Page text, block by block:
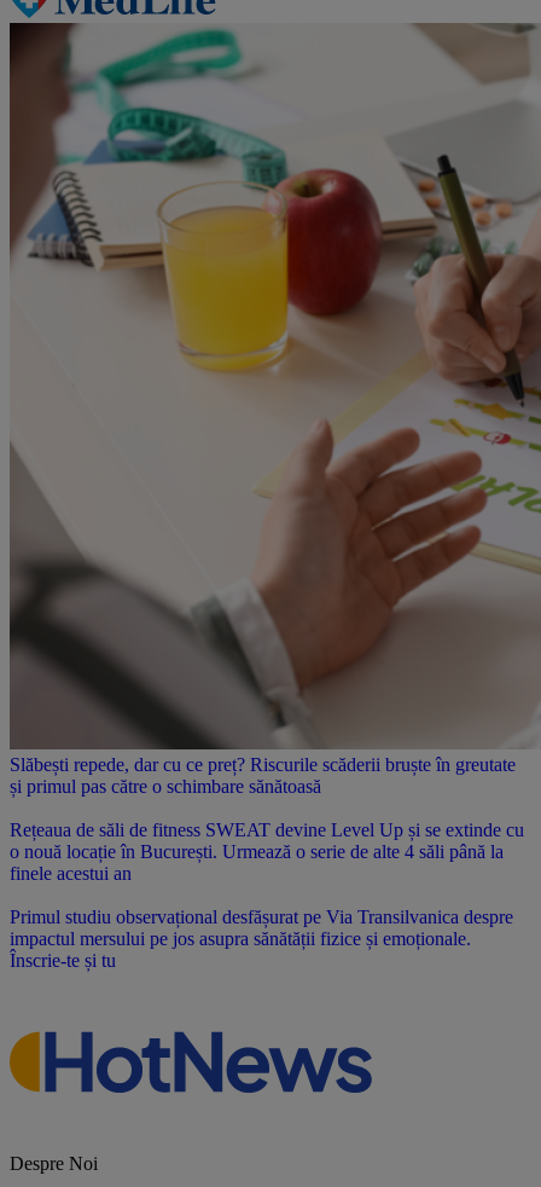
Slăbești repede, dar cu ce preț? Riscurile scăderii bruște în greutate
și primul pas către o schimbare sănătoasă
Rețeaua de săli de fitness SWEAT devine Level Up și se extinde cu
o nouă locație în București. Urmează o serie de alte 4 săli până la
finele acestui an
Primul studiu observațional desfășurat pe Via Transilvanica despre
impactul mersului pe jos asupra sănătății fizice și emoționale.
Înscrie-te și tu
Despre Noi